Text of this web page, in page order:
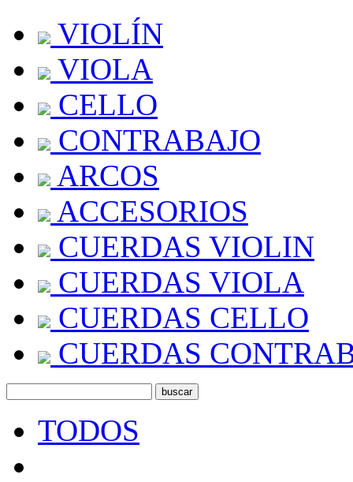
VIOLÍN
VIOLA
CELLO
CONTRABAJO
ARCOS
ACCESORIOS
CUERDAS VIOLIN
CUERDAS VIOLA
CUERDAS CELLO
CUERDAS
TODOS